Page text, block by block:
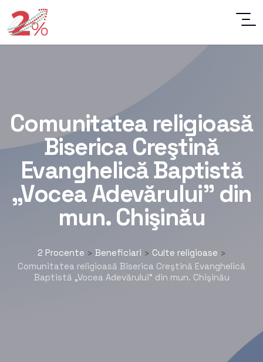
Comunitatea religioasă
Biserica Creştină
Evanghelică Baptistă
„Vocea Adevărului” din
mun. Chişinău
2 Procente > Beneficiari > Culte religioase >
Comunitatea religioasă Biserica Creştină Evanghelică
Baptistă „Vocea Adevărului” din mun. Chişinău